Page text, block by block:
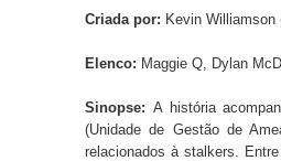
Criada por: Kevin Williamson
Elenco: Maggie Q, Dylan
Sinopse: A história
(Unidade de Gestão de
relacionados à stalkers.